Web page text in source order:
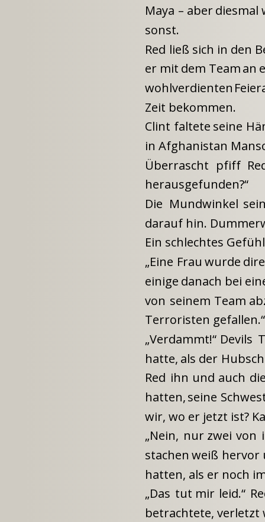
Maya – aberdiesmal
sonst.
Red ließ sich in den
er mit dem Teaman
wohlverdienten
Zeit bekommen.
Clint faltete seine
in Afghanistan
Überrascht pfiff
herausgefunden?“
Die Mundwinkel
darauf hin.
Ein schlechtes
„Eine Frau wurde
einige danach bei
von seinem Team
Terroristen gefallen.“
„Verdammt!“ Devils
hatte, als der
Red ihn und auch
hatten,seine
wir, wo er jetzt ist?
„Nein, nur zwei von
stachen weiß hervor
hatten, als er noch
„Das tut mir leid.“
betrachtete, verletzt